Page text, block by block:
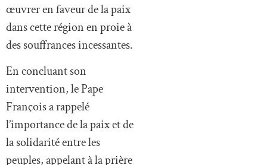
œuvrer en faveur de la paix
dans cette région en proie à
des souffrances incessantes.
En concluant son
intervention, le Pape
François a rappelé
l’importance de la paix et de
la solidarité entre les
peuples, appelant à la prière